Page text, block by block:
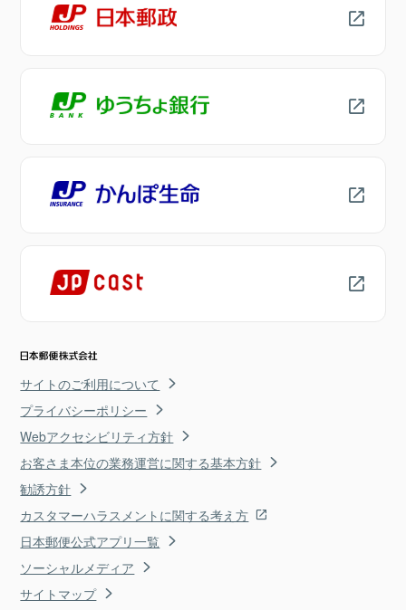
サイトのご利用について
プライバシーポリシー
Webアクセシビリティ方針
お客さま本位の業務運営に関する基本方針
勧誘方針
カスタマーハラスメントに関する考え方
日本郵便公式アプリ一覧
ソーシャルメディア
サイトマップ